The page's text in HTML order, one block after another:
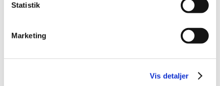
Statistik
Marketing
Vis detaljer
2017 (48)